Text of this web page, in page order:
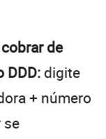
de
DDD: digite
+ número
se